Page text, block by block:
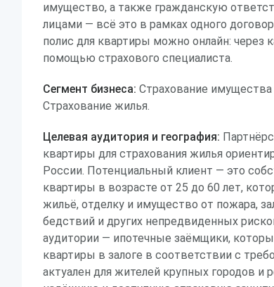
имущество, а также гражданскую
лицами — всё это в рамках одного
полис для квартиры можно онлайн: через
помощью страхового специалиста.
Сегмент бизнеса: Страхование
Страхование жилья.
Целевая аудитория и география:
квартиры для страхования жилья
России. Потенциальный клиент — это
квартиры в возрасте от 25 до 60 лет,
жильё, отделку и имущество от пожара,
бедствий и других непредвиденных
аудитории — ипотечные заёмщики,
квартиры в залоге в соответствии с
актуален для жителей крупных городов и